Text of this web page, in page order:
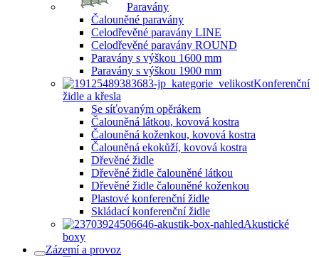
Paravány
Čalouněné paravány
Celodřevěné paravány LINE
Celodřevěné paravány ROUND
Paravány s výškou 1600 mm
Paravány s výškou 1900 mm
Konferenční
židle a křesla
Se síťovaným opěrákem
Čalouněná látkou, kovová kostra
Čalouněná koženkou, kovová kostra
Čalouněná ekokůží, kovová kostra
Dřevěné židle
Dřevěné židle čalouněné látkou
Dřevěné židle čalouněné koženkou
Plastové konferenční židle
Skládací konferenční židle
Akustické
boxy
Zázemí a provoz